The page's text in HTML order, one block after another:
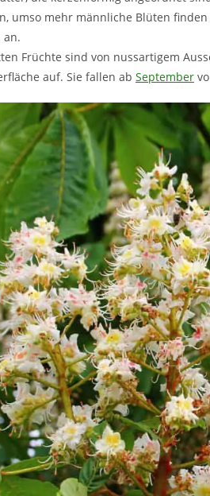
umso mehr männliche Blüten
an.
Früchte sind von nussartigem
auf. Sie fallen ab September